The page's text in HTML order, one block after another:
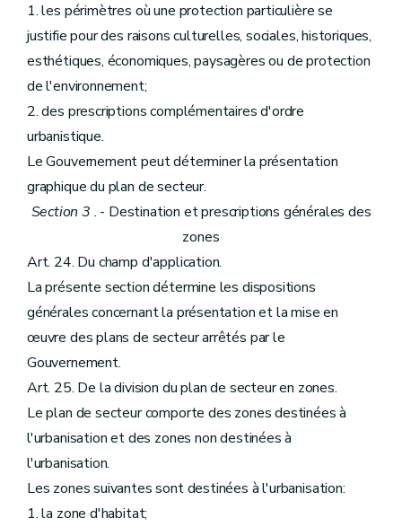
1. les périmètres où une protection particulière se
justifie pour des raisons culturelles, sociales, historiques,
esthétiques, économiques, paysagères ou de protection
de l'environnement;
2. des prescriptions complémentaires d'ordre
urbanistique.
Le Gouvernement peut déterminer la présentation
graphique du plan de secteur.
Section 3 . - Destination et prescriptions générales des
zones
Art. 24. Du champ d'application.
La présente section détermine les dispositions
générales concernant la présentation et la mise en
œuvre des plans de secteur arrêtés par le
Gouvernement.
Art. 25. De la division du plan de secteur en zones.
Le plan de secteur comporte des zones destinées à
l'urbanisation et des zones non destinées à
l'urbanisation.
Les zones suivantes sont destinées à l'urbanisation:
1. la zone d'habitat;